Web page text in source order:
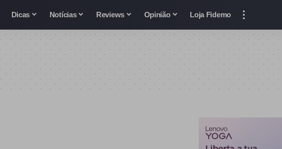
Dicas Notícias Reviews Opinião Loja Fidemo